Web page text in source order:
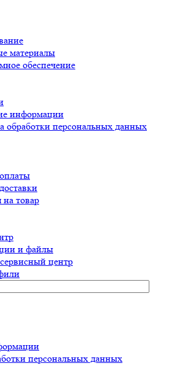
материалы
обеспечение
информации
обработки персональных данных
на товар
и файлы
центр
персональных данных